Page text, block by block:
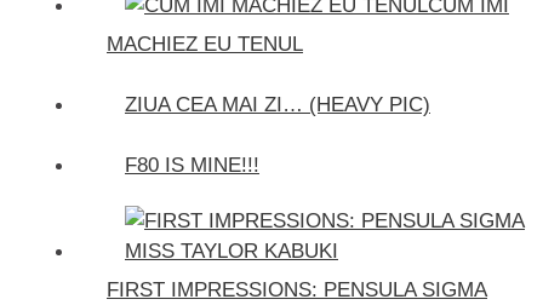
CUM IMI
MACHIEZ EU TENUL
ZIUA CEA MAI ZI… (HEAVY PIC)
F80 IS MINE!!!
FIRST IMPRESSIONS: PENSULA SIGMA